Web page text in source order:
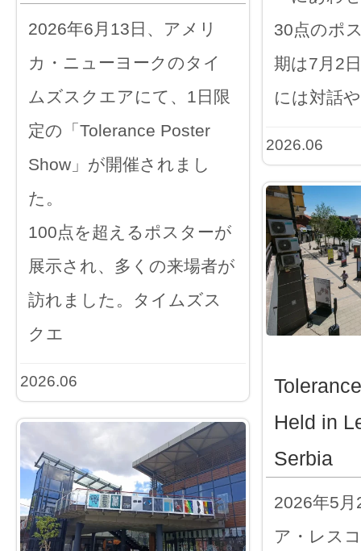
30点のポ
期は7月2
には対話
2026.06
2026年6月13日、アメリ
カ・ニューヨークのタイ
ムズスクエアにて、1日限
定の「Tolerance Poster
Show」が開催されまし
た。
100点を超えるポスターが
展示され、多くの来場者が
訪れました。タイムズス
クエ
2026.06
Held in
Serbia
2026年5
ア・レス